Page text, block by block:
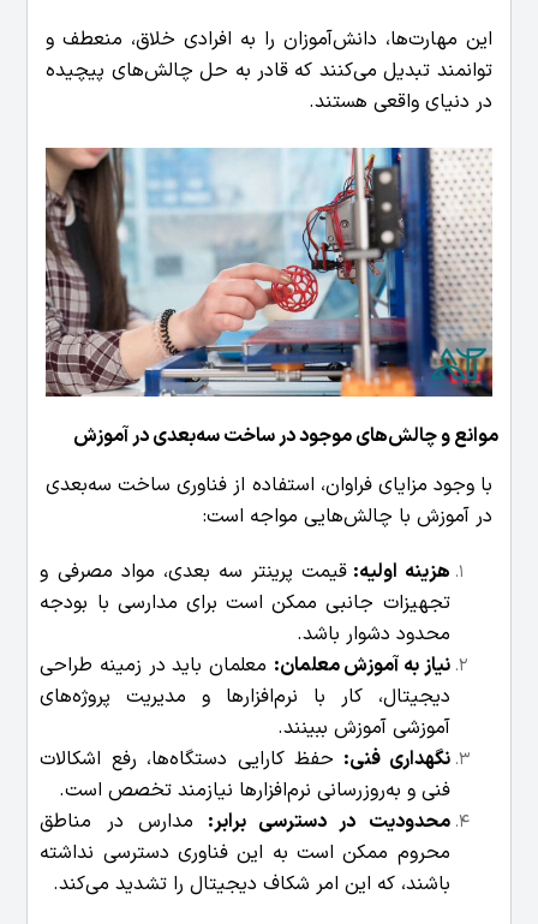
این مهارت‌ها، دانش‌آموزان را به افرادی خلاق، منعطف و
توانمند تبدیل می‌کنند که قادر به حل چالش‌های پیچیده
در دنیای واقعی هستند.
موانع و چالش‌های موجود در ساخت سه‌بعدی در آموزش
با وجود مزایای فراوان، استفاده از فناوری ساخت سه‌بعدی
در آموزش با چالش‌هایی مواجه است:
هزینه اولیه: قیمت پرینتر سه بعدی، مواد مصرفی و
تجهیزات جانبی ممکن است برای مدارسی با بودجه
محدود دشوار باشد.
نیاز به آموزش معلمان: معلمان باید در زمینه طراحی
دیجیتال، کار با نرم‌افزارها و مدیریت پروژه‌های
آموزشی آموزش ببینند.
نگهداری فنی: حفظ کارایی دستگاه‌ها، رفع اشکالات
فنی و به‌روزرسانی نرم‌افزارها نیازمند تخصص است.
محدودیت در دسترسی برابر: مدارس در مناطق
محروم ممکن است به این فناوری دسترسی نداشته
باشند، که این امر شکاف دیجیتال را تشدید می‌کند.